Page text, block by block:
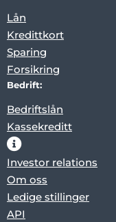
Lån
Kredittkort
Sparing
Forsikring
Bedrift:
Bedriftslån
Kassekreditt
Investor relations
Om oss
Ledige stillinger
API